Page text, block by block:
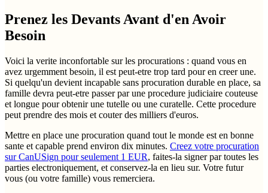
Prenez les Devants Avant d'en Avoir
Besoin
Voici la verite inconfortable sur les procurations : quand vous en
avez urgemment besoin, il est peut-etre trop tard pour en creer une.
Si quelqu'un devient incapable sans procuration durable en place, sa
famille devra peut-etre passer par une procedure judiciaire couteuse
et longue pour obtenir une tutelle ou une curatelle. Cette procedure
peut prendre des mois et couter des milliers d'euros.
Mettre en place une procuration quand tout le monde est en bonne
sante et capable prend environ dix minutes. Creez votre procuration
sur CanUSign pour seulement 1 EUR, faites-la signer par toutes les
parties electroniquement, et conservez-la en lieu sur. Votre futur
vous (ou votre famille) vous remerciera.